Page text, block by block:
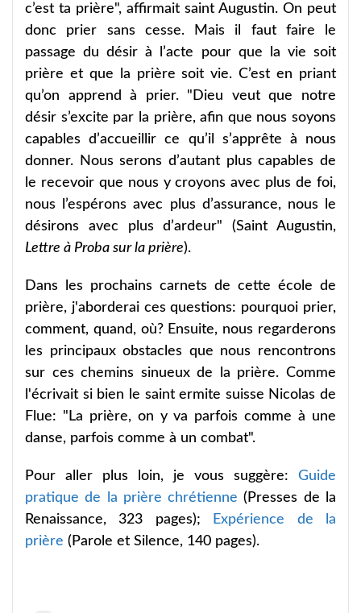
c’est ta prière", affirmait saint Augustin. On peut
donc prier sans cesse. Mais il faut faire le
passage du désir à l’acte pour que la vie soit
prière et que la prière soit vie. C’est en priant
qu’on apprend à prier. "Dieu veut que notre
désir s’excite par la prière, afin que nous soyons
capables d’accueillir ce qu’il s’apprête à nous
donner. Nous serons d’autant plus capables de
le recevoir que nous y croyons avec plus de foi,
nous l’espérons avec plus d’assurance, nous le
désirons avec plus d’ardeur" (Saint Augustin,
Lettre à Proba sur la prière).
Dans les prochains carnets de cette école de
prière, j'aborderai ces questions: pourquoi prier,
comment, quand, où? Ensuite, nous regarderons
les principaux obstacles que nous rencontrons
sur ces chemins sinueux de la prière. Comme
l'écrivait si bien le saint ermite suisse Nicolas de
Flue: "La prière, on y va parfois comme à une
danse, parfois comme à un combat".
Pour aller plus loin, je vous suggère: Guide
pratique de la prière chrétienne (Presses de la
Renaissance, 323 pages);
Expérience de la
prière (Parole et Silence, 140 pages).